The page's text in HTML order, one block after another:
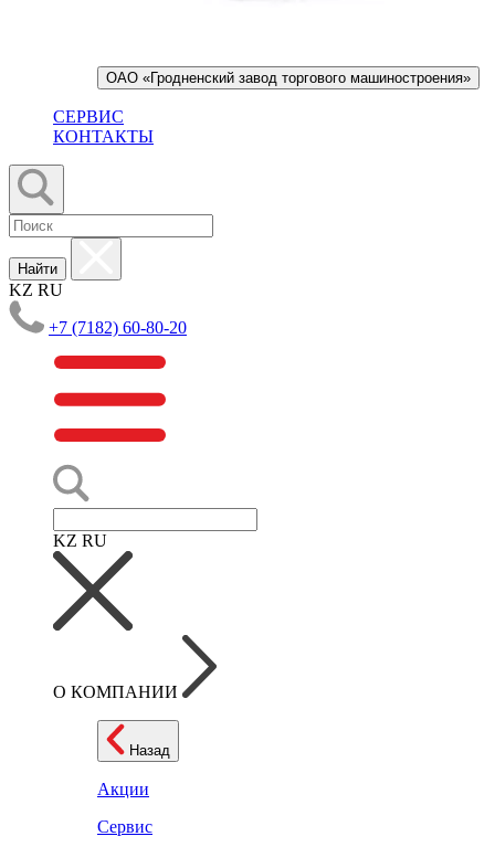
ОАО «Гродненский завод торгового машиностроения»
СЕРВИС
КОНТАКТЫ
Найти
KZ RU
+7 (7182) 60-80-20
KZ RU
О КОМПАНИИ
Назад
Акции
Сервис